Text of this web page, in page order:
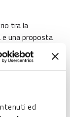
ed
tra la
e una proposta
e la
alle retrospettive
il cinema
attraverso